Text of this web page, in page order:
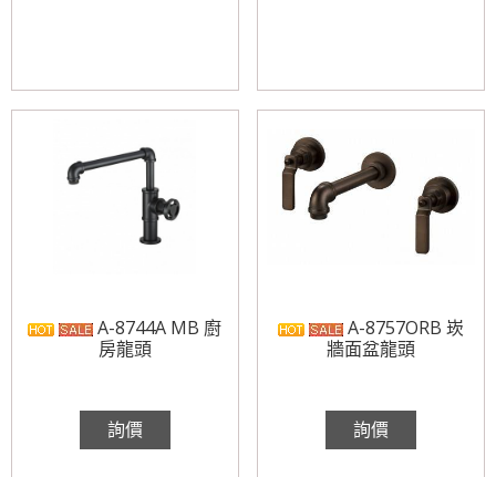
A-8744A MB 廚
房龍頭
詢價
A-8757ORB 崁
牆面盆龍頭
詢價